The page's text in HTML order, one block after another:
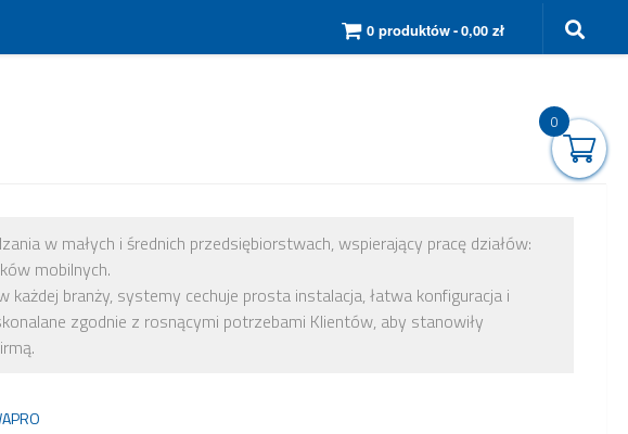
0 produktów 0,00 zł
w małych i średnich przedsiębiorstwach, wspierający pracę działów:
mobilnych.
każdej branży, systemy cechuje prosta instalacja, łatwa konfiguracja i
zgodnie z rosnącymi potrzebami Klientów, aby stanowiły
0